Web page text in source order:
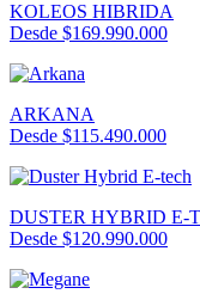
KOLEOS HIBRIDA
Desde $169.990.000
ARKANA
Desde $115.490.000
DUSTER HYBRID E-
Desde $120.990.000